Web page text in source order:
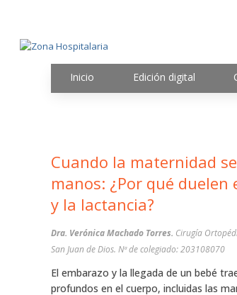
Inicio Edición digital
Cuando la maternidad se siente en las
manos: ¿Por qué duelen
y la lactancia?
Dra. Verónica Machado Torres. Cirugía
San Juan de Dios. Nª de colegiado: 203108070
El embarazo y la llegada de un bebé
profundos en el cuerpo, incluidas las